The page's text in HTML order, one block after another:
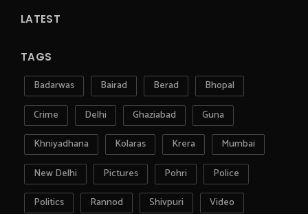
LATEST
TAGS
Badarwas Bairad Berad
Bhopal
Crime
Delhi Ghaziabad
Guna
Khniyadhana
Kolaras Krera
Mumbai
New Delhi
Pictures Pohri
Police
Politics
Rannod Shivpuri
Video